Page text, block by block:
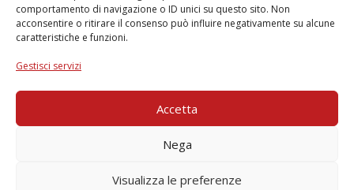
comportamento di navigazione o ID unici su questo sito. Non
acconsentire o ritirare il consenso può influire negativamente su alcune
caratteristiche e funzioni.
Gestisci servizi
Accetta
Nega
Visualizza le preferenze
Orari di apertura ufficio amministrativo
LUN-VEN dalle 9.00 alle 12.30
Contatti social